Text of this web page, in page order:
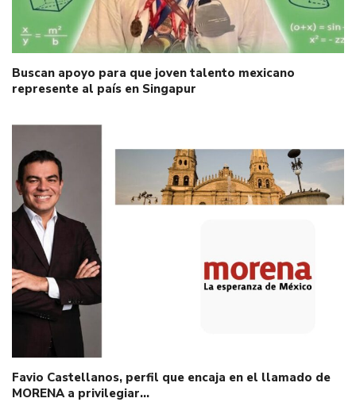
Buscan apoyo para que joven talento mexicano
represente al país en Singapur
Favio Castellanos, perfil que encaja en el llamado de
MORENA a privilegiar…